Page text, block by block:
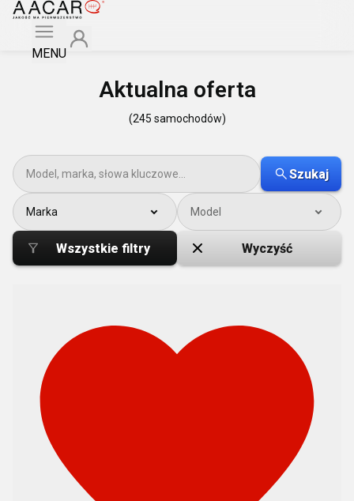
MENU
Aktualna oferta
(245 samochodów)
Szukaj
Marka Model
Wszystkie filtry Wyczyść